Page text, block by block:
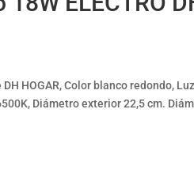
HOGAR, Color blanco redondo,
Diámetro exterior 22,5 cm.